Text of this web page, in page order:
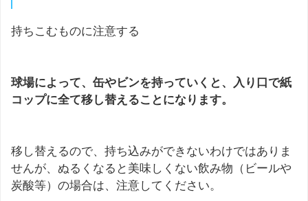
持ちこむものに注意する
球場によって、缶やビンを持っていくと、入り口で紙
コップに全て移し替えることになります。
移し替えるので、持ち込みができないわけではありま
せんが、ぬるくなると美味しくない飲み物（ビールや
炭酸等）の場合は、注意してください。